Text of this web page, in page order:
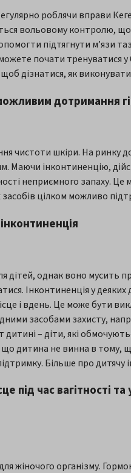
роблячи вправи
вольовому контролю,
підтягнути м’язи
почати тренуватися
щоб дізнатися, як
дотримання
чистоти шкіри. На ринку
інконтиненцію,
неприємного запаху.
цілком можливо
дітей, однак воно мусить
Інконтиненція у
і вдень. Це може бути
засобами захисту,
– діти, які
дитина не винна в тому,
Більше про дитячу
під час вагітності
жіночого організму.